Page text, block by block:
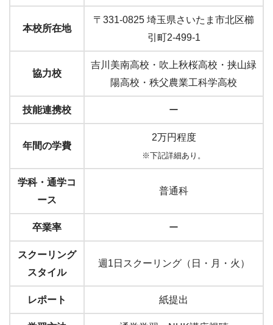
本校所在地
〒331-0825 埼玉県さいたま市北区櫛
引町2-499-1
協力校
吉川美南高校・吹上秋桜高校・挟山緑
陽高校・秩父農業工科学高校
技能連携校 ー
年間の学費
2万円程度
※下記詳細あり。
学科・通学コ
ース
普通科
卒業率 ー
スクーリング
スタイル
週1日スクーリング（日・月・火）
レポート 紙提出